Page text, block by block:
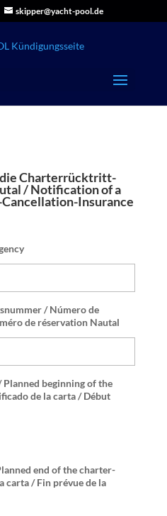
skipper@yacht-pool.de
Charterrücktritt-
/ Notification of a
Insurance
/ Número de
de réservation Nautal
beginning of the
de la carta / Début
end of the charter-
carta / Fin prévue de la